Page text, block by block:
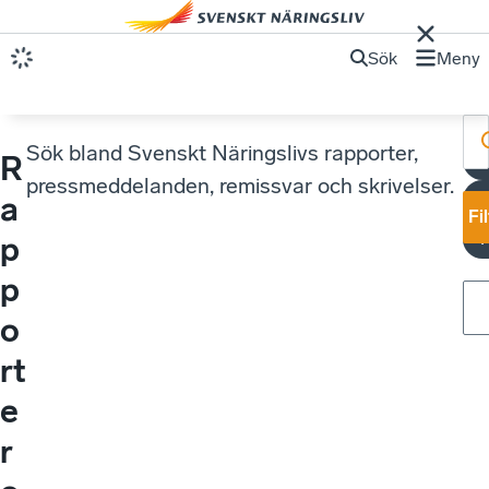
Sök Meny
R
a
p
p
o
rt
e
r
Sök bland Svenskt Näringslivs rapporter,
pressmeddelanden, remissvar och skrivelser.